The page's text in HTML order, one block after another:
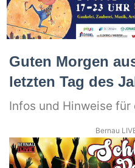
Guten Morgen
letzten Tag des
Infos und Hinweise für
Bernau